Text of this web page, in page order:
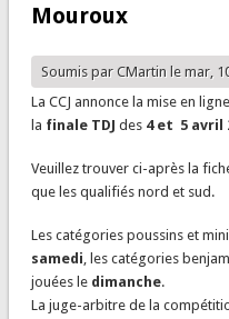
Mouroux
Soumis par CMartinle mar,
La CCJ annonce la mise en
la finale TDJ des 4 et 5 avril
Veuillez trouver ci-après la
que les qualifiés nord et sud.
Les catégories poussins et
samedi, les catégories
jouées le dimanche.
La juge-arbitre de la